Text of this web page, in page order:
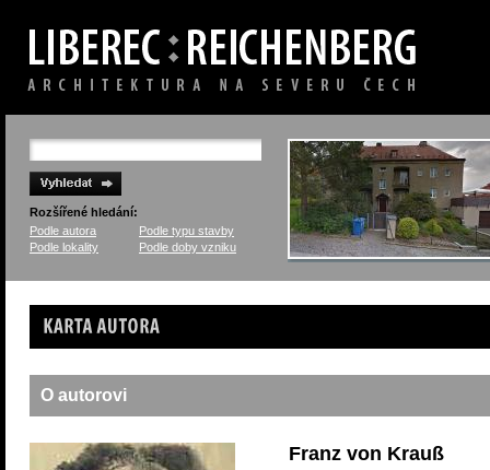
Rozšířené hledání:
Podle autora
Podle typu stavby
Podle lokality
Podle doby vzniku
Karta autora
O autorovi
Franz von Krauß